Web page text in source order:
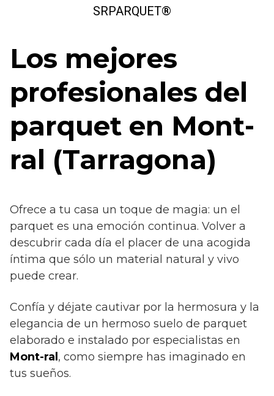
SRPARQUET®
Los mejores
profesionales del
parquet en Mont-
ral (Tarragona)
Ofrece a tu casa un toque de magia: un el
parquet es una emoción continua. Volver a
descubrir cada día el placer de una acogida
íntima que sólo un material natural y vivo
puede crear.
Confía y déjate cautivar por la hermosura y la
elegancia de un hermoso suelo de parquet
elaborado e instalado por especialistas en
Mont-ral , como siempre has imaginado en
tus sueños.